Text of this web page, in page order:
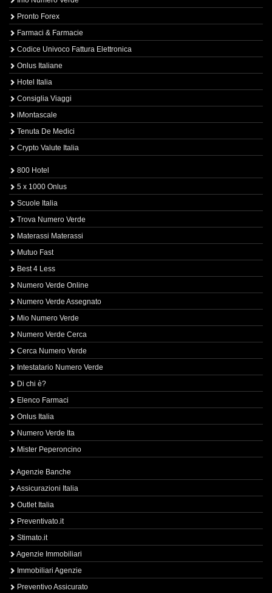
Pronto Forex
Farmaci & Farmacie
Codice Univoco Fattura Elettronica
Onlus Italiane
Hotel Italia
Consiglia Viaggi
iMontascale
Tenuta De Medici
Crypto Valute Italia
800 Hotel
5 x 1000 Onlus
Scuole Italia
Trova Numero Verde
Materassi Materassi
Mutuo Fast
Best 4 Less
Numero Verde Online
Numero Verde Assegnato
Mio Numero Verde
Numero Verde Cerca
Cerca Numero Verde
Intestatario Numero Verde
Di chi è?
Elenco Farmaci
Onlus Italia
Numero Verde Ita
Mister Peperoncino
Agenzie Banche
Assicurazioni Italia
Outlet Italia
Preventivato.it
Stimato.it
Agenzie Immobiliari
Immobiliari Agenzie
Preventivo Assicurato